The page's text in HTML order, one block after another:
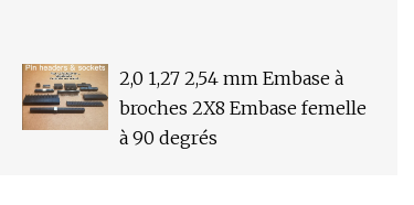
2,0 1,27 2,54 mm Embase à
broches 2X8 Embase femelle
à 90 degrés